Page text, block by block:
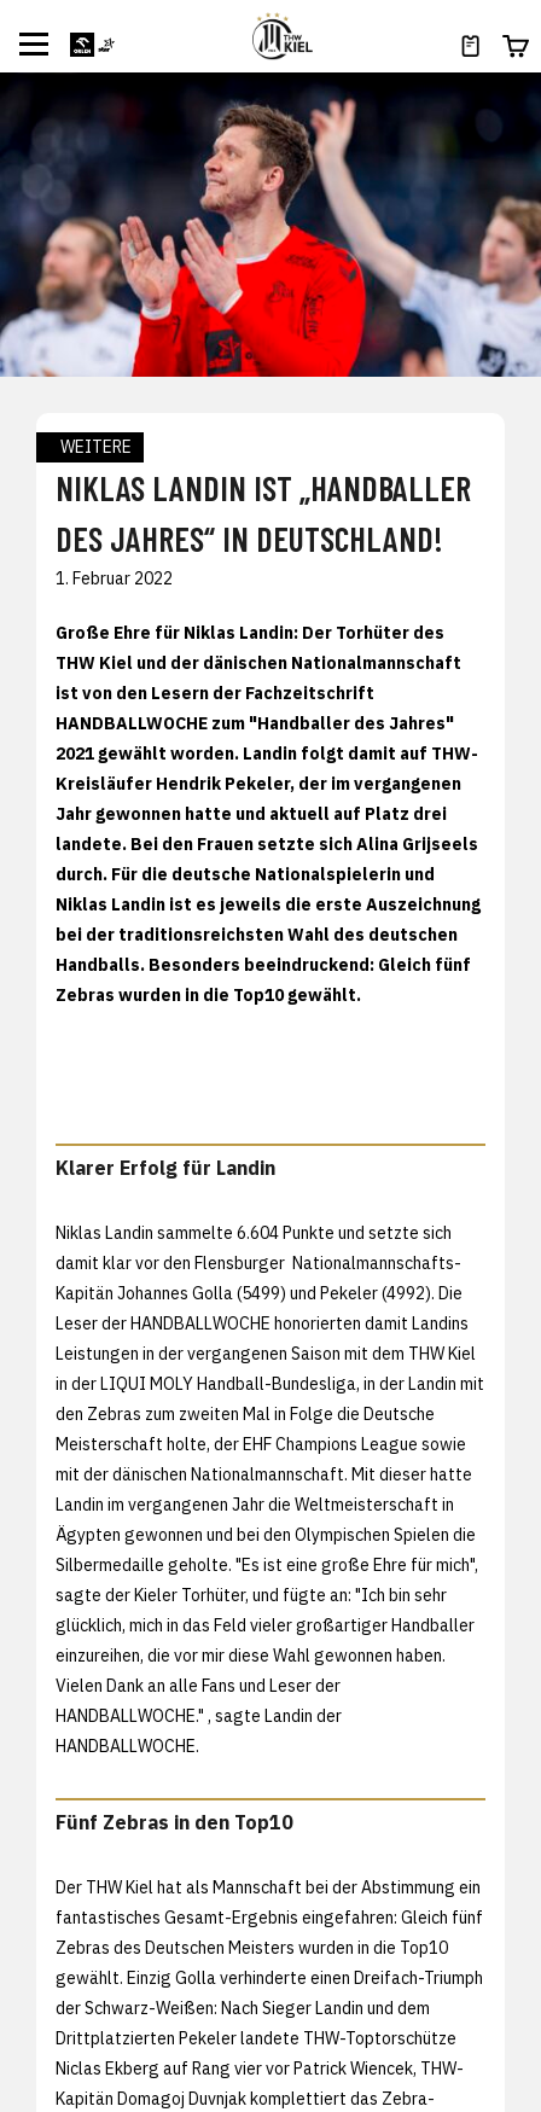
WEITERE
NIKLAS LANDIN IST „HANDBALLER
DES JAHRES“ IN DEUTSCHLAND!
1. Februar 2022
Große Ehre für Niklas Landin: Der Torhüter des
THW Kiel und der dänischen Nationalmannschaft
ist von den Lesern der Fachzeitschrift
HANDBALLWOCHE zum "Handballer des Jahres"
2021 gewählt worden. Landin folgt damit auf THW-
Kreisläufer Hendrik Pekeler, der im vergangenen
Jahr gewonnen hatte und aktuell auf Platz drei
landete. Bei den Frauen setzte sich Alina Grijseels
durch. Für die deutsche Nationalspielerin und
Niklas Landin ist es jeweils die erste Auszeichnung
bei der traditionsreichsten Wahl des deutschen
Handballs. Besonders beeindruckend: Gleich fünf
Zebras wurden in die Top10 gewählt.
Klarer Erfolg für Landin
Niklas Landin sammelte 6.604 Punkte und setzte sich
damit klar vor den Flensburger Nationalmannschafts-
Kapitän Johannes Golla (5499) und Pekeler (4992). Die
Leser der HANDBALLWOCHE honorierten damit Landins
Leistungen in der vergangenen Saison mit dem THW Kiel
in der LIQUI MOLY Handball-Bundesliga, in der Landin mit
den Zebras zum zweiten Mal in Folge die Deutsche
Meisterschaft holte, der EHF Champions League sowie
mit der dänischen Nationalmannschaft. Mit dieser hatte
Landin im vergangenen Jahr die Weltmeisterschaft in
Ägypten gewonnen und bei den Olympischen Spielen die
Silbermedaille geholte. "Es ist eine große Ehre für mich",
sagte der Kieler Torhüter, und fügte an: "Ich bin sehr
glücklich, mich in das Feld vieler großartiger Handballer
einzureihen, die vor mir diese Wahl gewonnen haben.
Vielen Dank an alle Fans und Leser der
HANDBALLWOCHE." , sagte Landin der
HANDBALLWOCHE.
Fünf Zebras in den Top10
Der THW Kiel hat als Mannschaft bei der Abstimmung ein
fantastisches Gesamt-Ergebnis eingefahren: Gleich fünf
Zebras des Deutschen Meisters wurden in die Top10
gewählt. Einzig Golla verhinderte einen Dreifach-Triumph
der Schwarz-Weißen: Nach Sieger Landin und dem
Drittplatzierten Pekeler landete THW-Toptorschütze
Niclas Ekberg auf Rang vier vor Patrick Wiencek, THW-
Kapitän Domagoj Duvnjak komplettiert das Zebra-